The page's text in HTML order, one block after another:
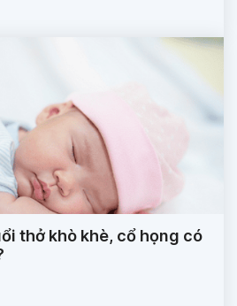
thở khò khè, cổ họng có